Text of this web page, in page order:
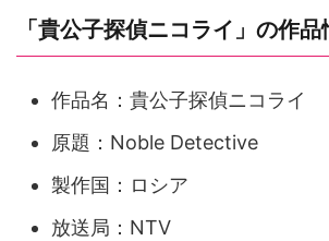
「貴公子探偵ニコライ」の作品
作品名：貴公子探偵ニコライ
原題：Noble Detective
製作国：ロシア
放送局：NTV